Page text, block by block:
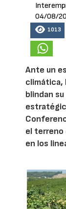
04/08/
1013
Ante un
climática,
blindan
el terreno
en los